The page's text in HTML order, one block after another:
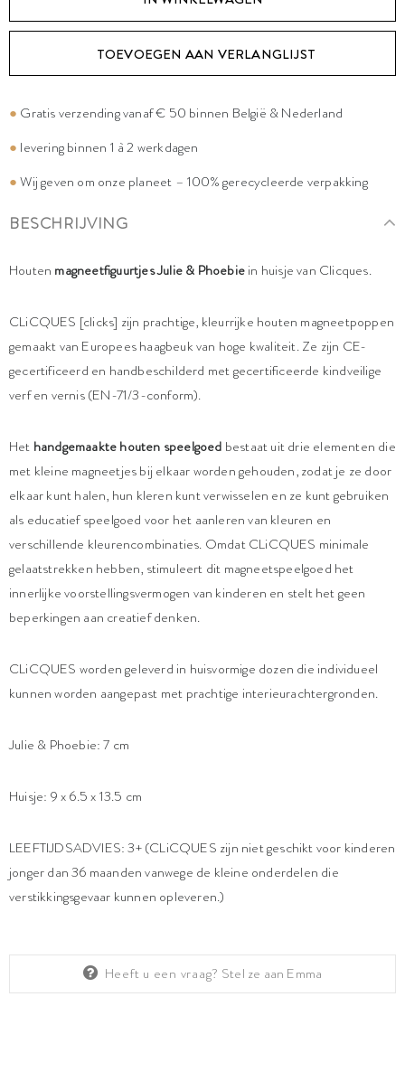
TOEVOEGEN AAN VERLANGLIJST
● Gratis verzending vanaf € 50 binnen België & Nederland
● levering binnen 1 à 2 werkdagen
●Wij geven om onze planeet – 100% gerecycleerde verpakking
BESCHRIJVING
Houten magneetfiguurtjes Julie & Phoebiein huisje van Clicques.
CLiCQUES [clicks] zijn prachtige, kleurrijke houten magneetpoppen
gemaakt van Europees haagbeuk van hoge kwaliteit. Ze zijn CE-
gecertificeerd en handbeschilderd met gecertificeerde kindveilige
verf en vernis (EN-71/3-conform).
Het handgemaakte houten speelgoed bestaat uit drie elementen die
met kleine magneetjes bij elkaar worden gehouden, zodat je ze door
elkaar kunt halen, hun kleren kunt verwisselen en ze kunt gebruiken
als educatief speelgoed voor het aanleren van kleuren en
verschillende kleurencombinaties. Omdat CLiCQUES minimale
gelaatstrekken hebben, stimuleert dit magneetspeelgoed het
innerlijke voorstellingsvermogen van kinderen en stelt het geen
beperkingen aan creatief denken.
CLiCQUES worden geleverd in huisvormige dozen die individueel
kunnen worden aangepast met prachtige interieurachtergronden.
Julie & Phoebie: 7 cm
Huisje: 9 x 6.5 x 13.5 cm
LEEFTIJDSADVIES: 3+ (CLiCQUES zijn niet geschikt voor kinderen
jonger dan 36 maanden vanwege de kleine onderdelen die
verstikkingsgevaar kunnen opleveren.)
Heeft u een vraag? Stel ze aan Emma